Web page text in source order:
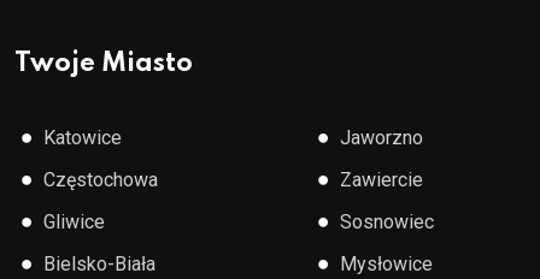
Twoje Miasto
● Katowice
● Częstochowa
● Gliwice
● Bielsko-Biała
● Jaworzno
● Zawiercie
● Sosnowiec
● Mysłowice